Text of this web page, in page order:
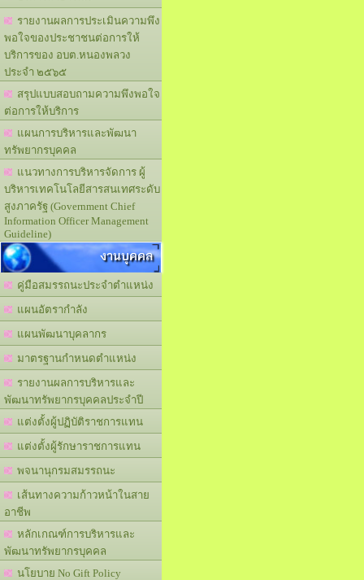
รายงานผลการประเมินความพึง
พอใจของประชาชนต่อการให้
บริการของ อบต.หนองพลวง
ประจำ ๒๕๖๕
สรุปแบบสอบถามความพึงพอใจ
ต่อการให้บริการ
แผนการบริหารและพัฒนา
ทรัพยากรบุคคล
แนวทางการบริหารจัดการ ผู้
บริหารเทคโนโลยีสารสนเทศระดับ
สูงภาครัฐ (Government Chief
Information Officer Management
Guideline)
งานบุคคล
คู่มือสมรรถนะประจำตำแหน่ง
แผนอัตรากำลัง
แผนพัฒนาบุคลากร
มาตรฐานกำหนดตำแหน่ง
รายงานผลการบริหารและ
พัฒนาทรัพยากรบุคคลประจำปี
แต่งตั้งผู้ปฏิบัติราชการแทน
แต่งตั้งผู้รักษาราชการแทน
พจนานุกรมสมรรถนะ
เส้นทางความก้าวหน้าในสาย
อาชีพ
หลักเกณฑ์การบริหารและ
พัฒนาทรัพยากรบุคคล
นโยบาย No Gift Policy